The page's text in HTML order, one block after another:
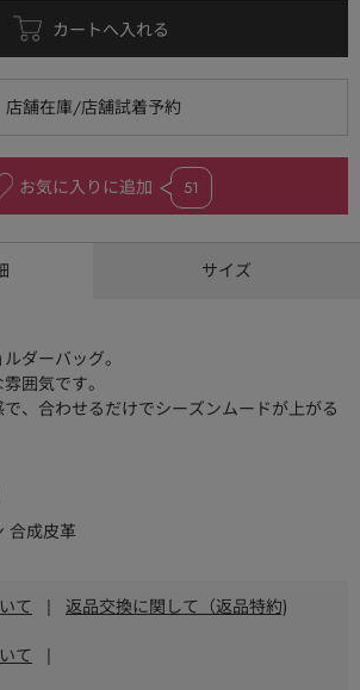
お気に入りに追加 51
サイズ
ダーバッグ。
囲気です。
、合わせるだけでシーズンムードが上がる
合成皮革
て | 返品交換に関して（返品特約)
て |